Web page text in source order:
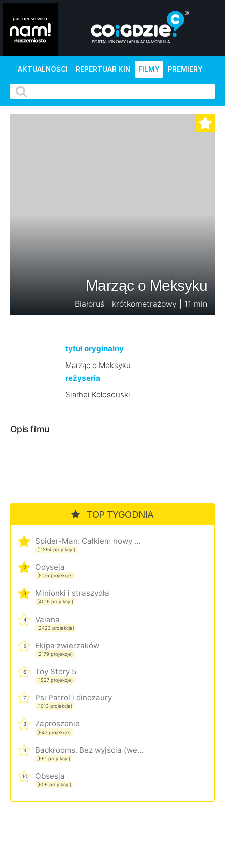
AKTUALNOŚCI REPERTUAR KIN FILMY PREMIERY
Marząc o Meksyku
Białoruś | krótkometrażowy | 11 min
tytuł oryginalny
Marząc o Meksyku
reżyseria
Siarhei Kołosouski
Opis filmu
TOP TYGODNIA
1 Spider-Man. Całkiem nowy dzień
(11294 projekcje)
2 Odyseja
(5175 projekcje)
3 Minionki i straszydła
(4016 projekcje)
4 Vaiana
(2423 projekcje)
5 Ekipa zwierzaków
(2179 projekcje)
6 Toy Story 5
(1927 projekcje)
7 Psi Patrol i dinozaury
(1013 projekcje)
8 Zaproszenie
(947 projekcje)
9 Backrooms. Bez wyjścia (wersja rozszerzona)
(691 projekcje)
10 Obsesja
(609 projekcje)